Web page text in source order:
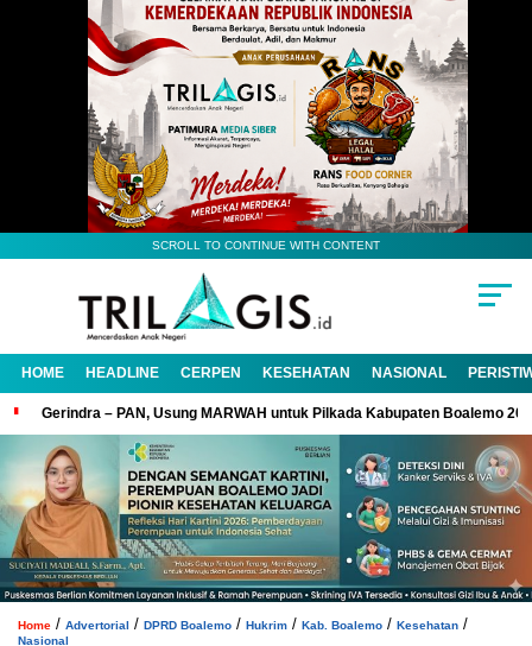
SCROLL TO CONTINUE WITH CONTENT
HOME HEADLINE CERPEN KESEHATAN NASIONAL
Gerindra – PAN, Usung MARWAH untuk Pilkada Kabupaten Boalemo
Home / Advertorial / DPRD Boalemo / Hukrim / Kab. Boalemo / Kesehatan /
Nasional